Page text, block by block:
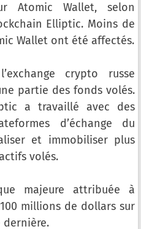
Atomic Wallet, selon
Elliptic. Moins de
Wallet ont été affectés.
crypto russe
partie des fonds volés.
a travaillé avec des
d’échange du
et immobiliser plus
volés.
majeure attribuée à
millions de dollars sur
dernière.